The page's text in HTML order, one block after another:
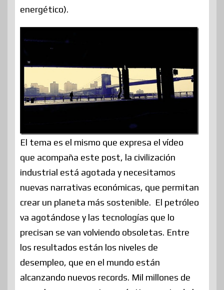
energético).
El tema es el mismo que expresa el vídeo
que acompaña este post, la civilización
industrial está agotada y necesitamos
nuevas narrativas económicas, que permitan
crear un planeta más sostenible. El petróleo
va agotándose y las tecnologías que lo
precisan se van volviendo obsoletas. Entre
los resultados están los niveles de
desempleo, que en el mundo están
alcanzando nuevos records. Mil millones de